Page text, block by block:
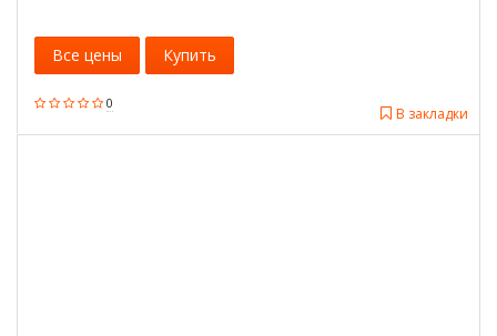
0
В закладки
Все цены Купить